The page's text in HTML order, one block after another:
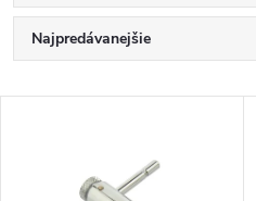
R
a
Najpredávanejšie